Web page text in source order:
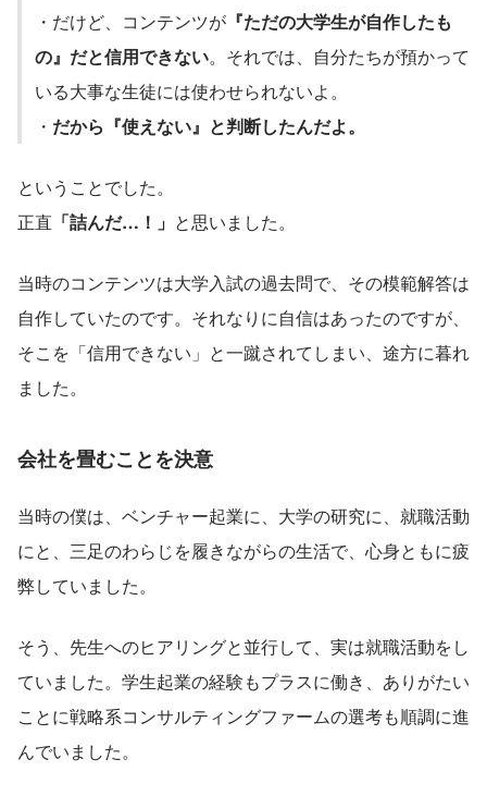
・だけど、コンテンツが 『ただの大学生が自作したも
の』だと信用できない。それでは、自分たちが預かって
いる大事な生徒には使わせられないよ。
・ だから『使えない』と判断したんだよ。
ということでした。
正直 「詰んだ…！」 と思いました。
当時のコンテンツは大学入試の過去問で、その模範解答は
自作していたのです。それなりに自信はあったのですが、
そこを「信用できない」と一蹴されてしまい、途方に暮れ
ました。
会社を畳むことを決意
当時の僕は、ベンチャー起業に、大学の研究に、就職活動
にと、三足のわらじを履きながらの生活で、心身ともに疲
弊していました。
そう、先生へのヒアリングと並行して、実は就職活動をし
ていました。学生起業の経験もプラスに働き、ありがたい
ことに戦略系コンサルティングファームの選考も順調に進
んでいました。